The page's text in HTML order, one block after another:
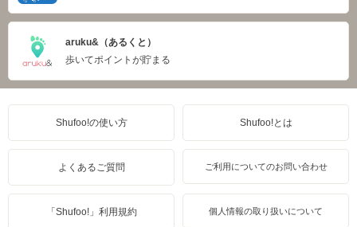
aruku&（あるくと）
歩いてポイントが貯まる
Shufoo!の使い方 Shufoo!とは
よくあるご質問 ご利用についてのお問い合わせ
「Shufoo!」利用規約 個人情報の取り扱いについて